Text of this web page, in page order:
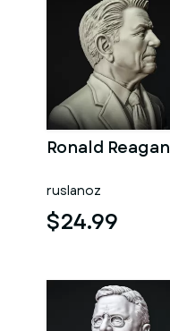
Ronald Reagan
ruslanoz
$24.99